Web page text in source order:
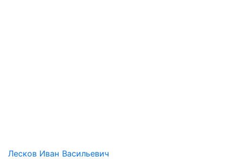
Лесков Иван Васильевич